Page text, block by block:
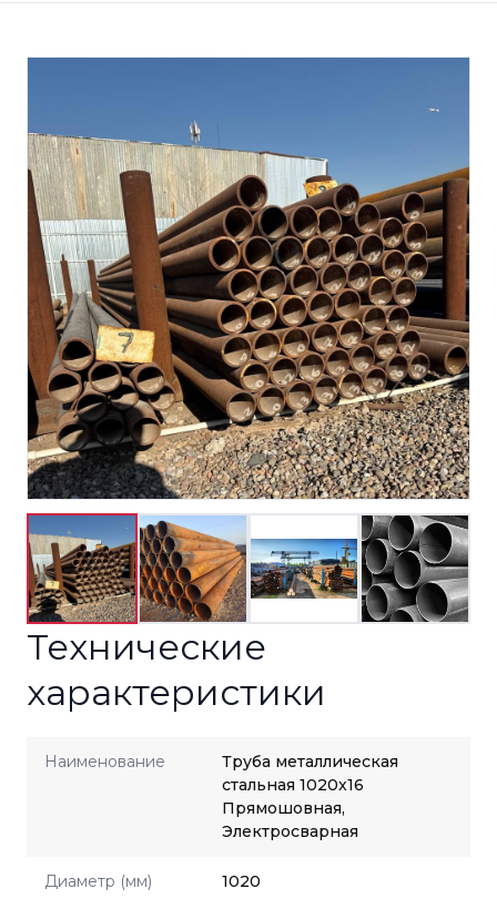
Технические
характеристики
Наименование
Труба металлическая
стальная 1020x16
Прямошовная,
Электросварная
Диаметр (мм) 1020